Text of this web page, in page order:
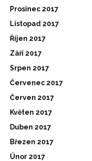
Prosinec 2017
Listopad 2017
Říjen 2017
Září 2017
Srpen 2017
Červenec 2017
Červen 2017
Květen 2017
Duben 2017
Březen 2017
Únor 2017